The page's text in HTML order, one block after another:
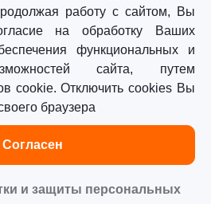
данных
работу с сайтом, Вы
на обработку Ваших
функциональных и
сайта, путем
cookie. Отключить cookies Вы
браузера
Согласен
и защиты персональных